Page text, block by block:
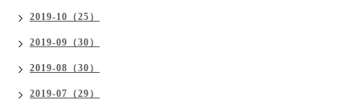
2019-10（25）
2019-09（30）
2019-08（30）
2019-07（29）